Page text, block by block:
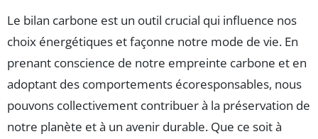
Le bilan carbone est un outil crucial qui influence nos
choix énergétiques et façonne notre mode de vie. En
prenant conscience de notre empreinte carbone et en
adoptant des comportements écoresponsables, nous
pouvons collectivement contribuer à la préservation de
notre planète et à un avenir durable. Que ce soit à